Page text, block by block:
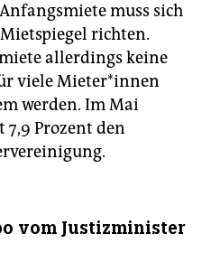
muss sich
richten.
allerdings keine
viele Mie­te­r*in­nen
werden. Im Mai
Prozent den
vom Justizminister